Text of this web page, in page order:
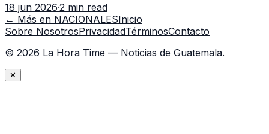
capacitación en la capital.
18 jun 2026·2 min read
← Más en NACIONALESInicio
Sobre NosotrosPrivacidadTérminosContacto
© 2026 La Hora Time — Noticias de Guatemala.